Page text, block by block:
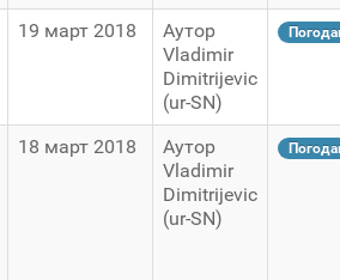
19 март 2018
Аутор
Vladimir
Dimitrijevic
(ur-SN)
18 март 2018
Аутор
Vladimir
Dimitrijevic
(ur-SN)